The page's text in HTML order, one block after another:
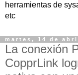
herramientas de
etc
martes, 14 de
La conexión
CopprLink